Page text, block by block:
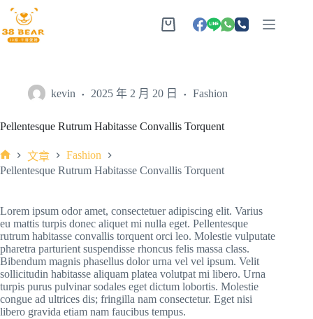
kevin 2025 年 2 月 20 日 Fashion
Pellentesque Rutrum Habitasse Convallis Torquent
文章
Fashion
Pellentesque Rutrum Habitasse Convallis Torquent
Lorem ipsum odor amet, consectetuer adipiscing elit. Varius
eu mattis turpis donec aliquet mi nulla eget. Pellentesque
rutrum habitasse convallis torquent orci leo. Molestie vulputate
pharetra parturient suspendisse rhoncus felis massa class.
Bibendum magnis phasellus dolor urna vel vel ipsum. Velit
sollicitudin habitasse aliquam platea volutpat mi libero. Urna
turpis purus pulvinar sodales eget dictum lobortis. Molestie
congue ad ultrices dis; fringilla nam consectetur. Eget nisi
libero gravida etiam nam faucibus tempus.